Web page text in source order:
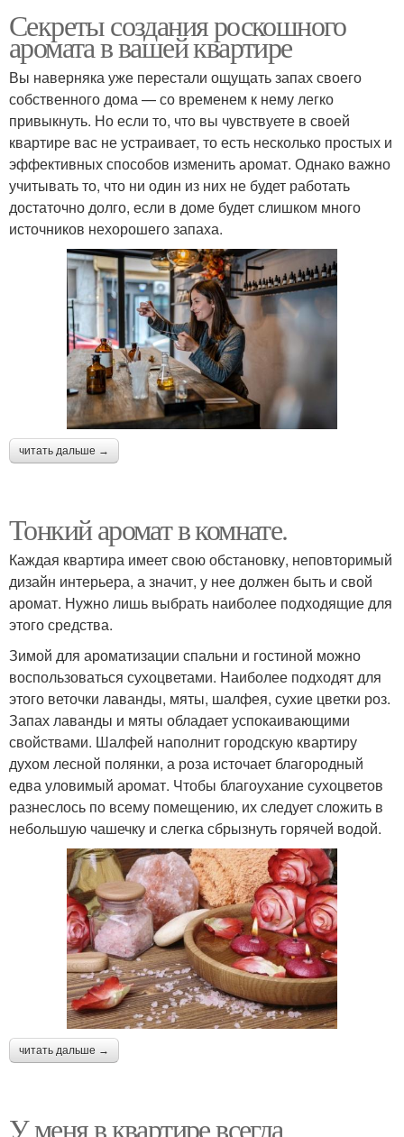
Секреты создания роскошного
аромата в вашей квартире
Вы наверняка уже перестали ощущать запах своего
собственного дома — со временем к нему легко
привыкнуть. Но если то, что вы чувствуете в своей
квартире вас не устраивает, то есть несколько простых и
эффективных способов изменить аромат. Однако важно
учитывать то, что ни один из них не будет работать
достаточно долго, если в доме будет слишком много
источников нехорошего запаха.
читать дальше →
Тонкий аромат в комнате.
Каждая квартира имеет свою обстановку, неповторимый
дизайн интерьера, а значит, у нее должен быть и свой
аромат. Нужно лишь выбрать наиболее подходящие для
этого средства.
Зимой для ароматизации спальни и гостиной можно
воспользоваться сухоцветами. Наиболее подходят для
этого веточки лаванды, мяты, шалфея, сухие цветки роз.
Запах лаванды и мяты обладает успокаивающими
свойствами. Шалфей наполнит городскую квартиру
духом лесной полянки, а роза источает благородный
едва уловимый аромат. Чтобы благоухание сухоцветов
разнеслось по всему помещению, их следует сложить в
небольшую чашечку и слегка сбрызнуть горячей водой.
читать дальше →
У меня в квартире всегда